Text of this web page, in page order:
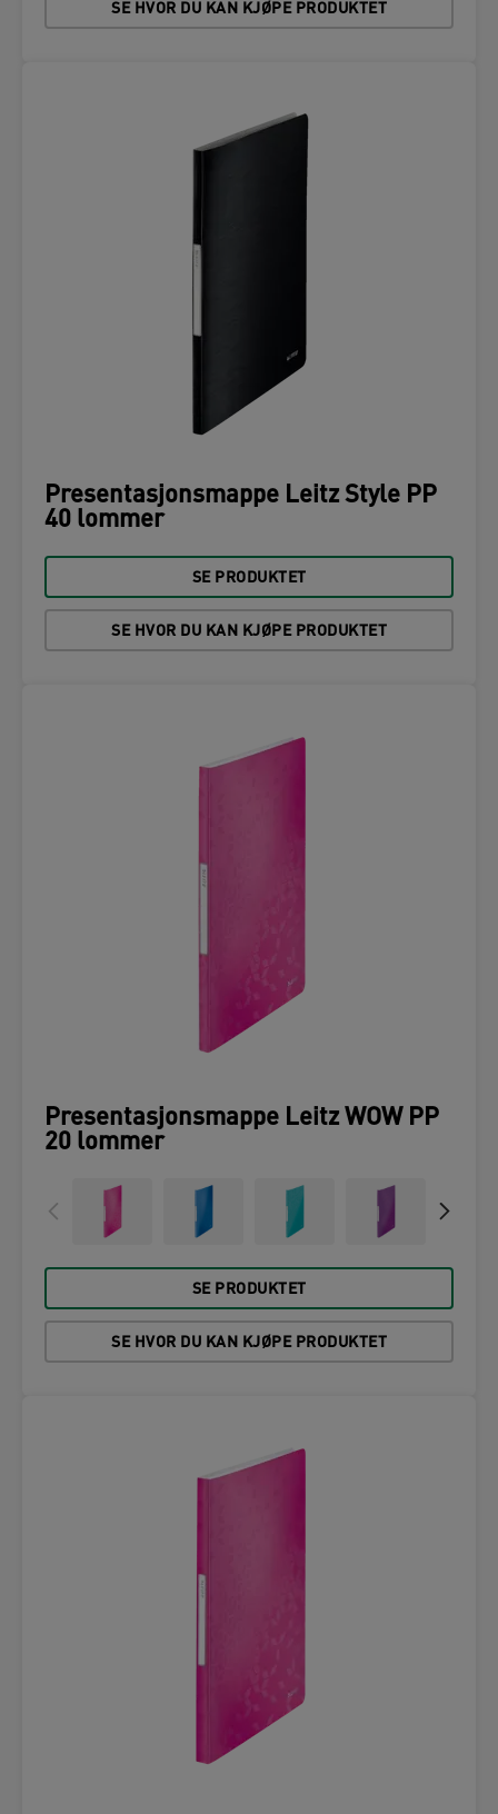
SE HVOR DU KAN KJØPE PRODUKTET
Presentasjonsmappe Leitz Style PP
40 lommer
SE PRODUKTET
SE HVOR DU KAN KJØPE PRODUKTET
Presentasjonsmappe Leitz WOW PP
20 lommer
SE PRODUKTET
SE HVOR DU KAN KJØPE PRODUKTET